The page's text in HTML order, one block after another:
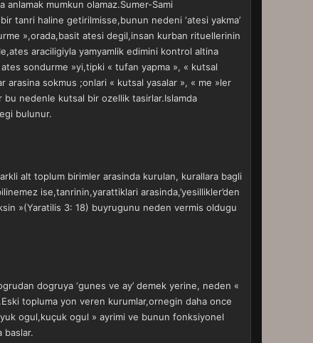
anlamak mumkun olamaz.Sumer-Sami
tanri haline getirilmisse,bunun nedeni ‘atesi yakma’
»,orada,basit atesi degil,insan kurban rituellerinin
araciligiyla yamyamlik edimini kontrol altina
sondurme »yi,tipki « tufan yapma », « kutsal
sokmus ;onlari « kutsal yasalar », « me »ler
nedenle kutsal bir ozellik tasirlar.Islamda
bulunur.
alt toplum birimler arasinda kurulan, kurallara bagli
ise,tanrinin,yarattiklari arasinda,’yesillikler’den
»(Yaratilis 3: 18) buyrugunu neden vermis oldugu
dogruya ‘gunes ve ay’ demek yerine, neden «
topluma yon veren kurumlar,ornegin daha once
ogul,kuçuk ogul » ayrimi ve bunun fonksiyonel
baslar.